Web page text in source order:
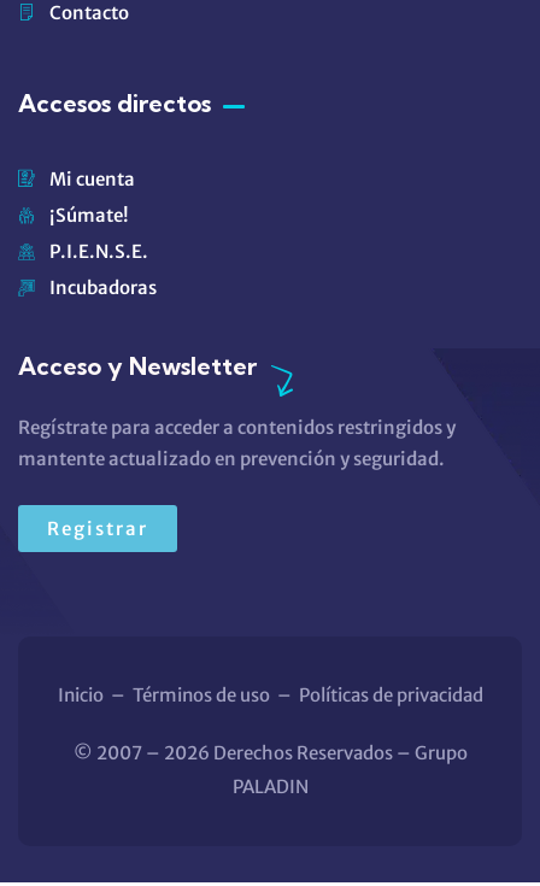
Contacto
Accesos directos
Mi cuenta
¡Súmate!
P.I.E.N.S.E.
Incubadoras
Acceso y Newsletter
Regístrate para acceder a contenidos restringidos y
mantente actualizado en prevención y seguridad.
Registrar
Inicio– Términos de uso– Políticas de privacidad
© 2007 – 2026 Derechos Reservados – Grupo
PALADIN